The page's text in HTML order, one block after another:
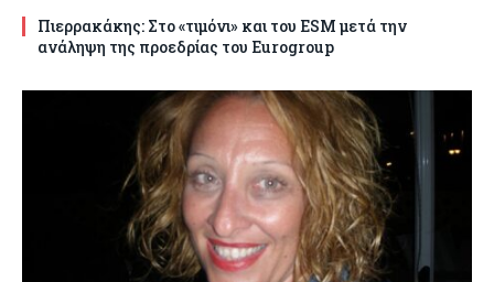
Πιερρακάκης: Στο «τιμόνι» και του ESM μετά την
ανάληψη της προεδρίας του Eurogroup